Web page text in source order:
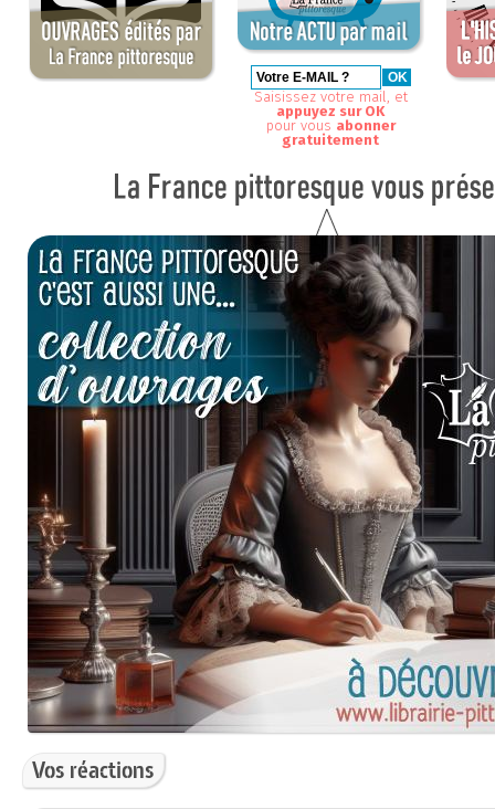
Saisissez votre mail, et
appuyez sur OK
pour vous abonner
gratuitement
Vos réactions